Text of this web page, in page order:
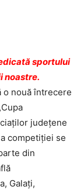
sportului
noastre.
o nouă întrecere
judeţene
competiţiei se
din
Galaţi,